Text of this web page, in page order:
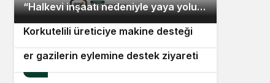
“Halkevi inşaatı nedeniyle yaya yolu
geçici olarak kapatıldı”
Antalya Büyükşehir Belediyesi’nden
Korkutelili üreticiye makine desteği
Özgür Özel’den, er şehit yakınları ve
er gazilerin eylemine destek ziyareti